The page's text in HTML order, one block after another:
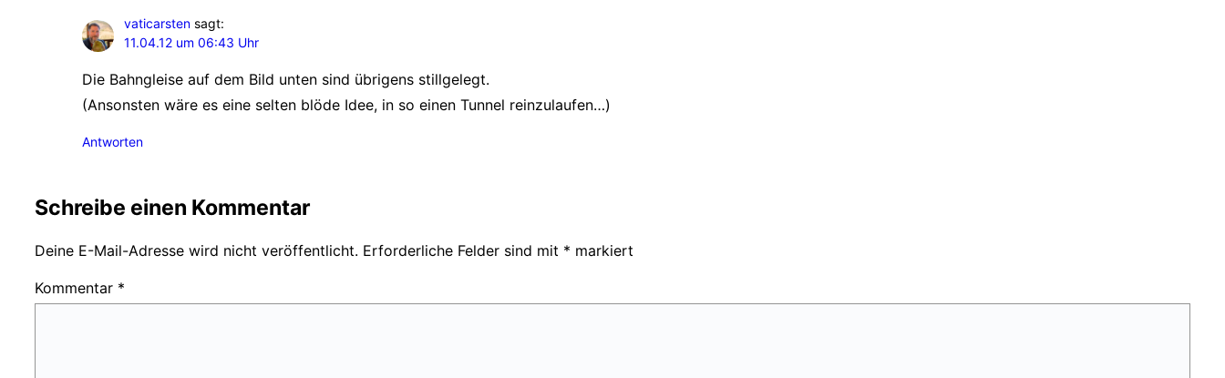
vaticarsten sagt:
11.04.12 um 06:43 Uhr
Die Bahngleise auf dem Bild unten sind übrigens stillgelegt.
(Ansonsten wäre es eine selten blöde Idee, in so einen Tunnel reinzulaufen…)
Antworten
Schreibe einen Kommentar
Deine E-Mail-Adresse wird nicht veröffentlicht. Erforderliche Felder sind mit * markiert
Kommentar *